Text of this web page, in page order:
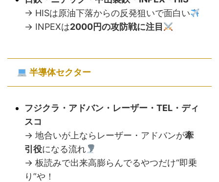
→ HISは原油下落からの反発狙いで面白い
→ INPEXは2000円の攻防戦に注目
半導体セクター
フジクラ・アドバン・レーザー・TEL・ディ
スコ
→ 地合いが上ならレーザー・アドバンが牽
引役になる流れ
→ 板読みで出来高膨らんでるやつだけ“即乗
り”や！